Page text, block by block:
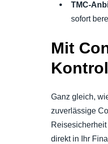
TMC-
sofort
Mit
Ganz gleich,
zuverlässige
direkt in Ihr